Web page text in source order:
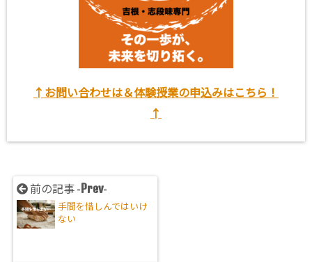
↑お問い合わせは＆体験授業の申込みはこちら！
↑
前の記事 -Prev-
手間を惜しんではいけ
ない